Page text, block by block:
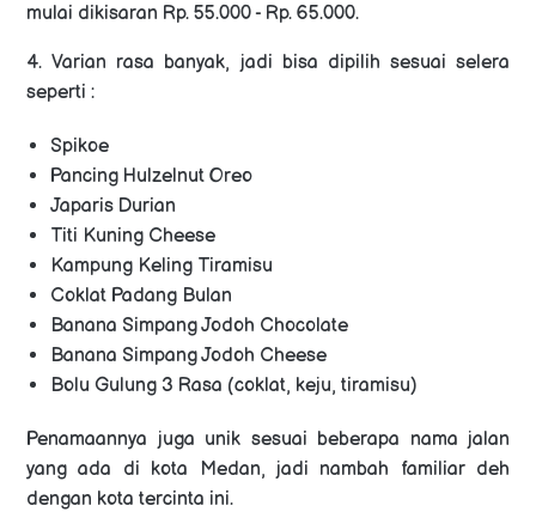
mulai dikisaran Rp. 55.000 - Rp. 65.000.
4. Varian rasa banyak, jadi bisa dipilih sesuai selera
seperti :
Spikoe
Pancing Hulzelnut Oreo
Japaris Durian
Titi Kuning Cheese
Kampung Keling Tiramisu
Coklat Padang Bulan
Banana Simpang Jodoh Chocolate
Banana Simpang Jodoh Cheese
Bolu Gulung 3 Rasa (coklat, keju, tiramisu)
Penamaannya juga unik sesuai beberapa nama jalan
yang ada di kota Medan, jadi nambah familiar deh
dengan kota tercinta ini.